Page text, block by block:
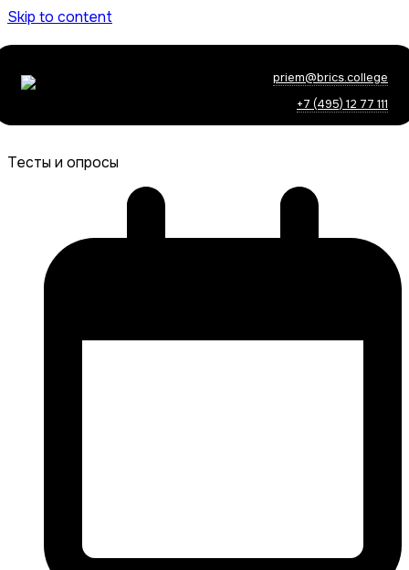
Skip to content
priem@brics.college
+7 (495) 12 77 111
Тесты и опросы